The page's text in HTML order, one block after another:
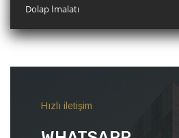
Dolap İmalatı
Hızlı iletişim